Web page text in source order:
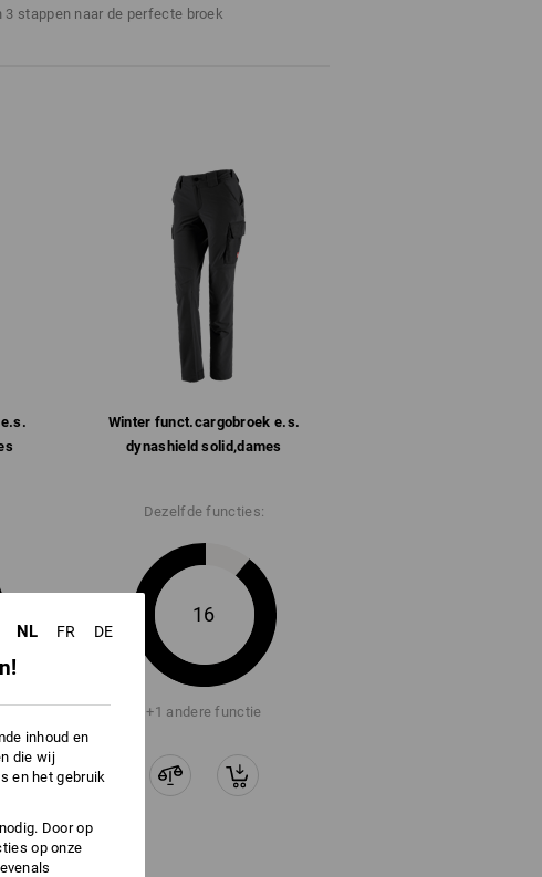
Niet bleken
3 stappen naar de perfecte broek
Winter­ funct.​cargobroek e.s.​
dynashield solid,​dames
Dezelfde functies:
16
+1 andere functie
NL FR DE
inhoud en
die wij
en het gebruik
Door op
op onze